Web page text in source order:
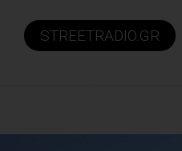
STREETRADIO.GR